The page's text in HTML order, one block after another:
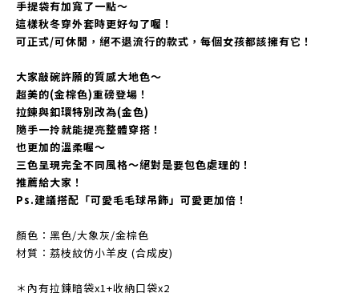
手提袋有加寬了一點～
這樣秋冬穿外套時更好勾了喔！
可正式/可休閒，絕不退流行的款式，每個女孩都該擁有它！
大家敲碗許願的質感大地色～
超美的(金棕色)重磅登場！
拉鍊與釦環特別改為(金色)
隨手一拎就能提亮整體穿搭！
也更加的溫柔喔～
三色呈現完全不同風格～絕對是要包色處理的！
推薦給大家！
Ps.建議搭配「可愛毛毛球吊飾」可愛更加倍！
顏色：黑色/大象灰/金棕色
材質：荔枝紋仿小羊皮 (合成皮)
＊內有拉鍊暗袋x1+收納口袋x2